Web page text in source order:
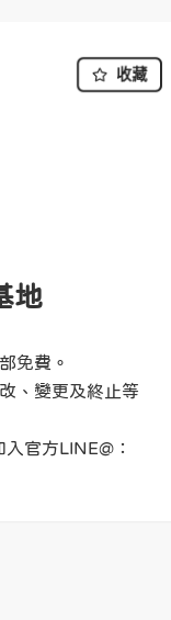
地
免費。
、變更及終止等
官方LINE@：
收藏